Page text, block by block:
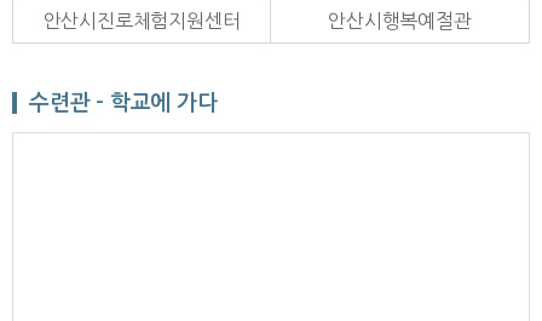
안산시진로체험지원센터 안산시행복예절관
수련관 - 학교에 가다